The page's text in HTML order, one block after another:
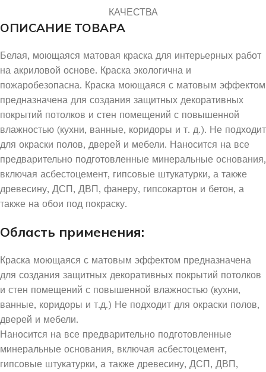
КАЧЕСТВА
ОПИСАНИЕ ТОВАРА
Белая, моющаяся матовая краска для интерьерных работ
на акриловой основе. Краска экологична и
пожаробезопасна. Краска моющаяся с матовым эффектом
предназначена для создания защитных декоративных
покрытий потолков и стен помещений с повышенной
влажностью (кухни, ванные, коридоры и т. д.). Не подходит
для окраски полов, дверей и мебели. Наносится на все
предварительно подготовленные минеральные основания,
включая асбестоцемент, гипсовые штукатурки, а также
древесину, ДСП, ДВП, фанеру, гипсокартон и бетон, а
также на обои под покраску.
Область применения:
Краска моющаяся с матовым эффектом предназначена
для создания защитных декоративных покрытий потолков
и стен помещений с повышенной влажностью (кухни,
ванные, коридоры и т.д.) Не подходит для окраски полов,
дверей и мебели.
Наносится на все предварительно подготовленные
минеральные основания, включая асбестоцемент,
гипсовые штукатурки, а также древесину, ДСП, ДВП,